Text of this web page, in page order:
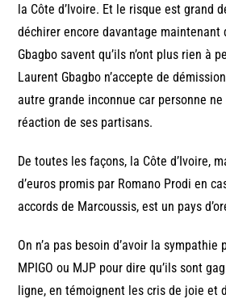
la Côte d’Ivoire. Et le risque est grand
déchirer encore davantage maintenant
Gbagbo savent qu’ils n’ont plus rien à
Laurent Gbagbo n’accepte de
autre grande inconnue car personne
réaction de ses partisans.
De toutes les façons, la Côte d’Ivoire,
d’euros promis par Romano Prodi en
accords de Marcoussis, est un pays
On n’a pas besoin d’avoir la sympathie
MPIGO ou MJP pour dire qu’ils sont
ligne, en témoignent les cris de joie et